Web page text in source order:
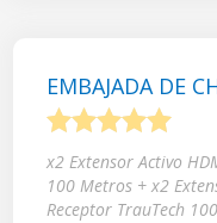
EMBAJADA DE
x2 Extensor Activo
100 Metros + x2
Receptor TrauTech